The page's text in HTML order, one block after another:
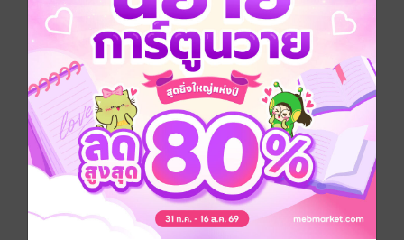
สามารถอ่านแยกได้ค่ะ แนะนำซื้อบนเว็บไซต์จะได้ราคาที่
ถูกกว่าซื้อบน iOS นะคะ
*** ทุกการดาวน์โหลดทางนักเขียนจะนำไปทำบุญให้กับ
เพจผ้าห่อศพตราแมวดำ อาทิ ผ้าห่อศพ, ถุงซิปห่อศพ และ
ถุงมือแพทย์ค่ะ
โรมานซ์ ตลก โคแก่ รักต่างวัย
โพรเจกต์ เด็กมันยั่วเลยหลวมตัวไปหน่อย
ประเภทไฟล์ pdf, epub(สารบัญ)